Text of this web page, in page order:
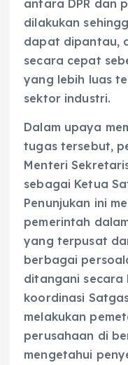
antara DPR dan
dilakukan
dapat dipantau,
secara cepat
yang lebih luas
sektor industri.
Dalam upaya
tugas tersebut,
Menteri
sebagai Ketua
Penunjukan ini
pemerintah
yang terpusat
berbagai
ditangani secara
koordinasi
melakukan
perusahaan di
mengetahui